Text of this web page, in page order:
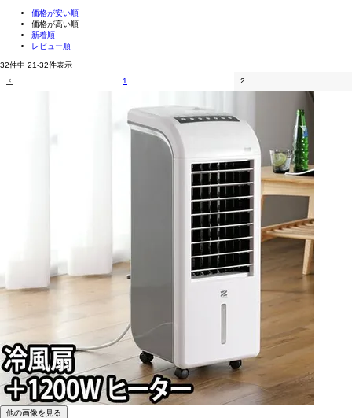
価格が安い順
価格が高い順
新着順
レビュー順
32件中 21-32件表示
1
2
他の画像を見る